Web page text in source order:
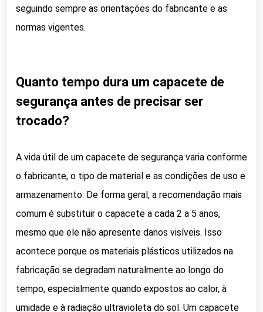
seguindo sempre as orientações do fabricante e as
normas vigentes.
Quanto tempo dura um capacete de
segurança antes de precisar ser
trocado?
A vida útil de um capacete de segurança varia conforme
o fabricante, o tipo de material e as condições de uso e
armazenamento. De forma geral, a recomendação mais
comum é substituir o capacete a cada 2 a 5 anos,
mesmo que ele não apresente danos visíveis. Isso
acontece porque os materiais plásticos utilizados na
fabricação se degradam naturalmente ao longo do
tempo, especialmente quando expostos ao calor, à
umidade e à radiação ultravioleta do sol. Um capacete